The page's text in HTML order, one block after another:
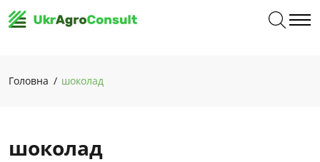
Головна шоколад
шоколад